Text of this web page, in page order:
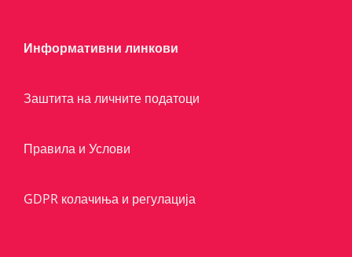
Информативни линкови
Заштита на личните податоци
Правила и Услови
GDPR колачиња и регулација